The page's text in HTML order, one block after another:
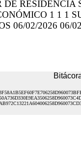
DE
1 1 1
06/02/2026 06/